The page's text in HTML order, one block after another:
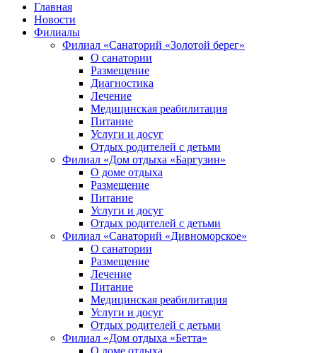
Главная
Новости
Филиалы
Филиал «Санаторий «Золотой берег»
О санатории
Размещение
Диагностика
Лечение
Медицинская реабилитация
Питание
Услуги и досуг
Отдых родителей с детьми
Филиал «Дом отдыха «Баргузин»
О доме отдыха
Размещение
Питание
Услуги и досуг
Отдых родителей с детьми
Филиал «Санаторий «Дивноморское»
О санатории
Размещение
Лечение
Питание
Медицинская реабилитация
Услуги и досуг
Отдых родителей с детьми
Филиал «Дом отдыха «Бетта»
О доме отдыха